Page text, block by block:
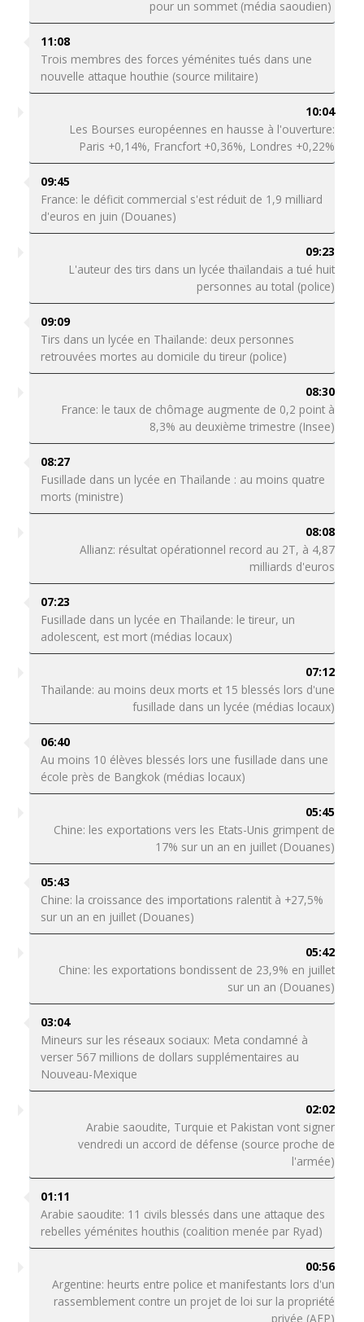
pour un sommet (média saoudien)
11:08
Trois membres des forces yéménites tués dans une
nouvelle attaque houthie (source militaire)
10:04
Les Bourses européennes en hausse à l'ouverture:
Paris +0,14%, Francfort +0,36%, Londres +0,22%
09:45
France: le déficit commercial s'est réduit de 1,9 milliard
d'euros en juin (Douanes)
09:23
L'auteur des tirs dans un lycée thaïlandais a tué huit
personnes au total (police)
09:09
Tirs dans un lycée en Thaïlande: deux personnes
retrouvées mortes au domicile du tireur (police)
08:30
France: le taux de chômage augmente de 0,2 point à
8,3% au deuxième trimestre (Insee)
08:27
Fusillade dans un lycée en Thaïlande : au moins quatre
morts (ministre)
08:08
Allianz: résultat opérationnel record au 2T, à 4,87
milliards d'euros
07:23
Fusillade dans un lycée en Thaïlande: le tireur, un
adolescent, est mort (médias locaux)
07:12
Thaïlande: au moins deux morts et 15 blessés lors d'une
fusillade dans un lycée (médias locaux)
06:40
Au moins 10 élèves blessés lors une fusillade dans une
école près de Bangkok (médias locaux)
05:45
Chine: les exportations vers les Etats-Unis grimpent de
17% sur un an en juillet (Douanes)
05:43
Chine: la croissance des importations ralentit à +27,5%
sur un an en juillet (Douanes)
05:42
Chine: les exportations bondissent de 23,9% en juillet
sur un an (Douanes)
03:04
Mineurs sur les réseaux sociaux: Meta condamné à
verser 567 millions de dollars supplémentaires au
Nouveau-Mexique
02:02
Arabie saoudite, Turquie et Pakistan vont signer
vendredi un accord de défense (source proche de
l'armée)
01:11
Arabie saoudite: 11 civils blessés dans une attaque des
rebelles yéménites houthis (coalition menée par Ryad)
00:56
Argentine: heurts entre police et manifestants lors d'un
rassemblement contre un projet de loi sur la propriété
privée (AFP)